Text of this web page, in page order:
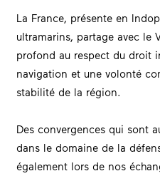
La France, présente en
ultramarins, partage avec le
profond au respect du droit
navigation et une volonté
stabilité de la région.
Des convergences qui sont
dans le domaine de la
également lors de nos